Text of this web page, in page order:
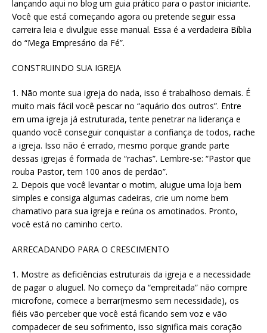
lançando aqui no blog um guia prático para o pastor iniciante.
Você que está começando agora ou pretende seguir essa
carreira leia e divulgue esse manual. Essa é a verdadeira Bíblia
do “Mega Empresário da Fé”.
CONSTRUINDO SUA IGREJA
1. Não monte sua igreja do nada, isso é trabalhoso demais. É
muito mais fácil você pescar no “aquário dos outros”. Entre
em uma igreja já estruturada, tente penetrar na liderança e
quando você conseguir conquistar a confiança de todos, rache
a igreja. Isso não é errado, mesmo porque grande parte
dessas igrejas é formada de “rachas”. Lembre-se: “Pastor que
rouba Pastor, tem 100 anos de perdão”.
2. Depois que você levantar o motim, alugue uma loja bem
simples e consiga algumas cadeiras, crie um nome bem
chamativo para sua igreja e reúna os amotinados. Pronto,
você está no caminho certo.
ARRECADANDO PARA O CRESCIMENTO
1. Mostre as deficiências estruturais da igreja e a necessidade
de pagar o aluguel. No começo da “empreitada” não compre
microfone, comece a berrar(mesmo sem necessidade), os
fiéis vão perceber que você está ficando sem voz e vão
compadecer de seu sofrimento, isso significa mais coração